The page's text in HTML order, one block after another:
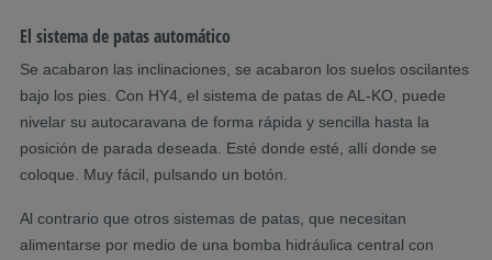
El sistema de patas automático
Se acabaron las inclinaciones, se acabaron los suelos oscilantes
bajo los pies. Con HY4, el sistema de patas de AL-KO, puede
nivelar su autocaravana de forma rápida y sencilla hasta la
posición de parada deseada. Esté donde esté, allí donde se
coloque. Muy fácil, pulsando un botón.
Al contrario que otros sistemas de patas, que necesitan
alimentarse por medio de una bomba hidráulica central con